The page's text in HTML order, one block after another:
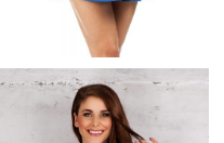
CHABROWA SUKIENKA
MŁODZIEŻOWA